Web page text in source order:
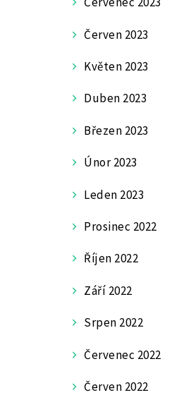
Červen 2023
Květen 2023
Duben 2023
Březen 2023
Únor 2023
Leden 2023
Prosinec 2022
Říjen 2022
Září 2022
Srpen 2022
Červenec 2022
Červen 2022